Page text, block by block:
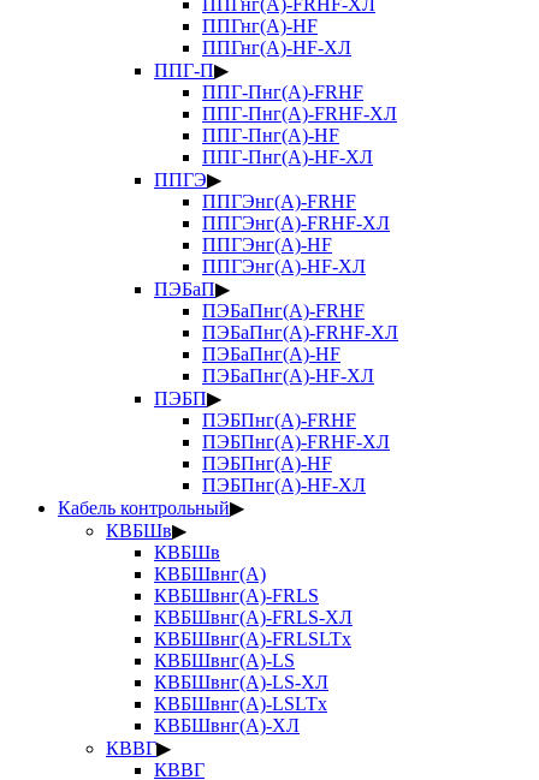
ППГнг(А)-FRHF-ХЛ
ППГнг(А)-HF
ППГнг(А)-HF-ХЛ
ППГ-П▶
ППГ-Пнг(А)-FRHF
ППГ-Пнг(А)-FRHF-ХЛ
ППГ-Пнг(А)-HF
ППГ-Пнг(А)-HF-ХЛ
ППГЭ▶
ППГЭнг(А)-FRHF
ППГЭнг(А)-FRHF-ХЛ
ППГЭнг(А)-HF
ППГЭнг(А)-HF-ХЛ
ПЭБаП▶
ПЭБаПнг(А)-FRHF
ПЭБаПнг(А)-FRHF-ХЛ
ПЭБаПнг(А)-HF
ПЭБаПнг(А)-HF-ХЛ
ПЭБП▶
ПЭБПнг(А)-FRHF
ПЭБПнг(А)-FRHF-ХЛ
ПЭБПнг(А)-HF
ПЭБПнг(А)-HF-ХЛ
Кабель контрольный▶
КВБШв▶
КВБШв
КВБШвнг(А)
КВБШвнг(А)-FRLS
КВБШвнг(А)-FRLS-ХЛ
КВБШвнг(А)-FRLSLTx
КВБШвнг(А)-LS
КВБШвнг(А)-LS-ХЛ
КВБШвнг(А)-LSLTx
КВБШвнг(А)-ХЛ
КВВГ▶
КВВГ